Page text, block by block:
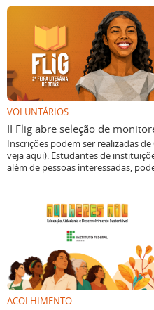
VOLUNTÁRIOS
II Flig abre seleção de
Inscrições podem ser realizadas de
veja aqui). Estudantes de
além de pessoas interessadas,
ACOLHIMENTO